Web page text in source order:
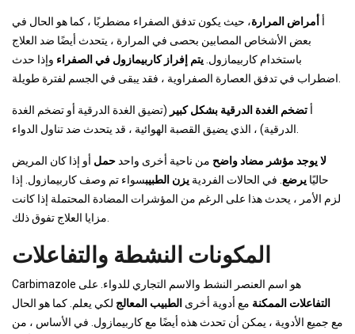
أ أمراض المرارة، حيث يكون تدفق الصفراء مضطربًا ، كما هو الحال في
بعض الأشخاص المصابين بحصى في المرارة ، يتحدث أيضًا ضد العلاج
باستخدام كاربيمازول. يتم إفراز كاربيمازول في الصفراء وإذا حدث
أ تضخم الغدة الدرقية بشكل كبير (تضيق الغدة الدرقية أو تضخم الغدة
لا يوجد مؤشر مضاد واضح من ناحية أخرى واحد حمل أو إذا كان المريض
حاليًا يرضع . في الحالات الفردية يزن الطبيبسواء تم وصف كاربيمازول. إذا
لزم الأمر ، يحدث هذا على الرغم من المؤشرات المضادة المحتملة إذا كانت
المكونات النشطة والتفاعلات
Carbimazole هو اسم العنصر النشط والاسم التجاري للدواء. على
التفاعلات الممكنة مع أدوية أخرى الطبيب المعالج لكي يعلم. كما هو الحال
مع جميع الأدوية ، يمكن أن تحدث هذه أيضًا مع كاربيمازول. في الأساس ، من